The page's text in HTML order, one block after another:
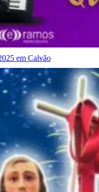
em Calvão